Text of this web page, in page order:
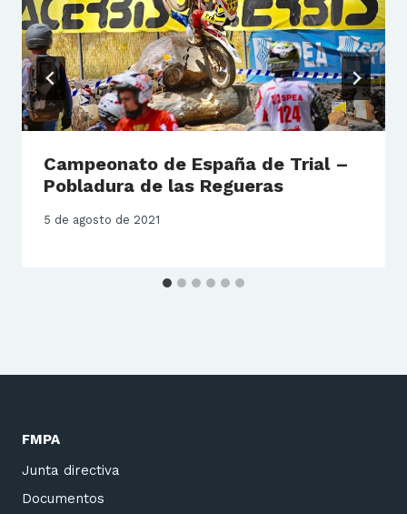
Campeonato de España de Trial –
Pobladura de las Regueras
5 de agosto de 2021
FMPA
Junta directiva
Documentos